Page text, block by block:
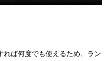
れば何度でも使えるため、ラン